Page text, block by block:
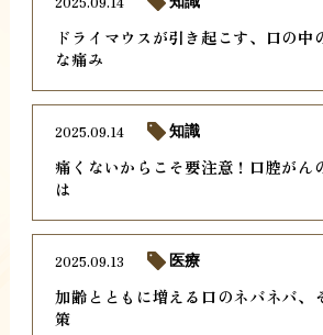
ドライマウスが引き起こす、口の中
な痛み
痛くないからこそ要注意！口腔がん
は
2025.09.14 知識
加齢とともに増える口のネバネバ、
策
2025.09.13 医療